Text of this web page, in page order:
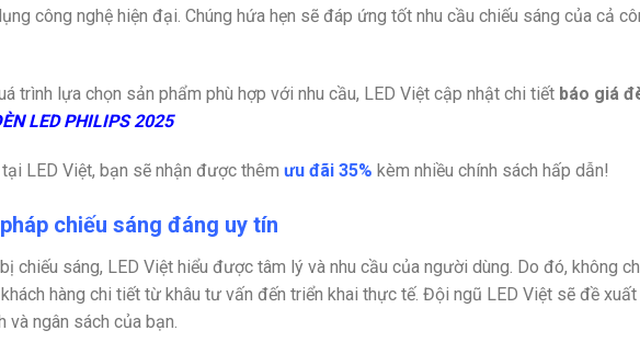
công nghệ hiện đại. Chúng hứa hẹn sẽ đáp ứng tốt nhu cầu chiếu sáng của cả
trình lựa chọn sản phẩm phù hợp với nhu cầu, LED Việt cập nhật chi tiết báo giá
LED PHILIPS 2025
LED Việt, bạn sẽ nhận được thêm ưu đãi 35% kèm nhiều chính sách hấp dẫn!
chiếu sáng đáng uy tín
chiếu sáng, LED Việt hiểu được tâm lý và nhu cầu của người dùng. Do đó, không
hàng chi tiết từ khâu tư vấn đến triển khai thực tế. Đội ngũ LED Việt sẽ đề
và ngân sách của bạn.